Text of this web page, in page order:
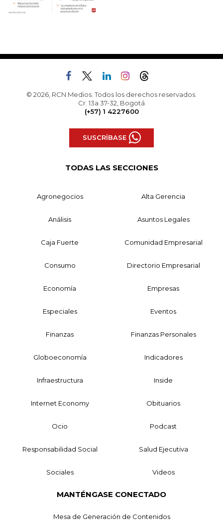
© 2026, RCN Medios. Todos los derechos reservados.
Cr. 13a 37-32, Bogotá
(+57) 1 4227600
SUSCRÍBASE
TODAS LAS SECCIONES
Agronegocios Alta Gerencia
Análisis Asuntos Legales
Caja Fuerte Comunidad Empresarial
Consumo Directorio Empresarial
Economía Empresas
Especiales Eventos
Finanzas Finanzas Personales
Globoeconomía Indicadores
Infraestructura Inside
Internet Economy Obituarios
Ocio Podcast
Responsabilidad Social Salud Ejecutiva
Sociales Videos
MANTÉNGASE CONECTADO
Mesa de Generación de Contenidos